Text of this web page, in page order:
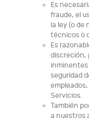
Es
fraude, el
la ley (o de
técnicos o
Es
discreción,
inminentes
seguridad
Servicios.
También
a nuestros